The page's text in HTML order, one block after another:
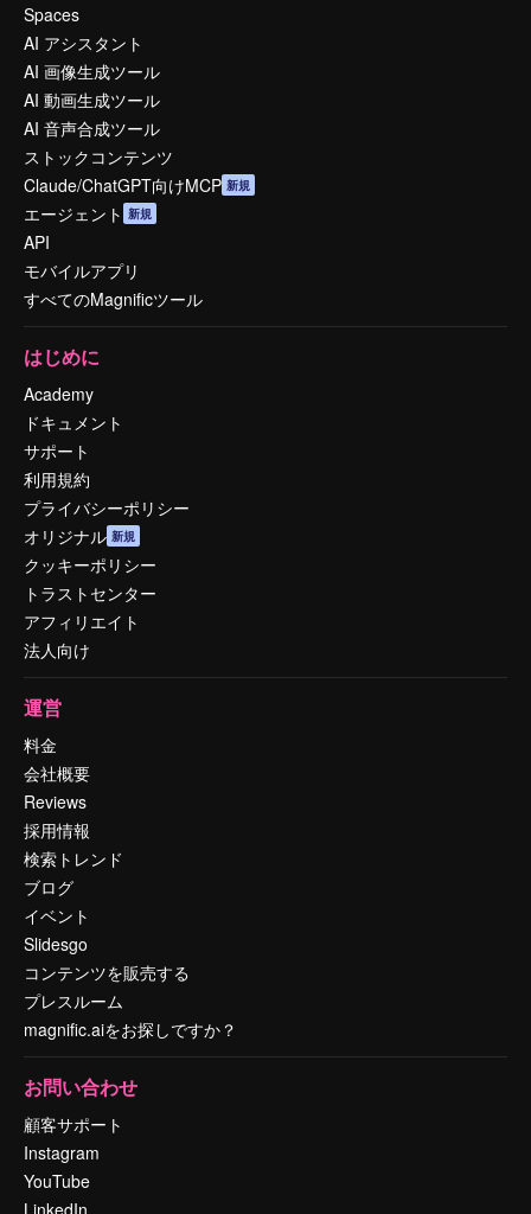
Spaces
AI アシスタント
AI 画像生成ツール
AI 動画生成ツール
AI 音声合成ツール
ストックコンテンツ
Claude/ChatGPT向けMCP 新規
エージェント 新規
API
モバイルアプリ
すべてのMagnificツール
はじめに
Academy
ドキュメント
サポート
利用規約
プライバシーポリシー
オリジナル 新規
クッキーポリシー
トラストセンター
アフィリエイト
法人向け
運営
料金
会社概要
Reviews
採用情報
検索トレンド
ブログ
イベント
Slidesgo
コンテンツを販売する
プレスルーム
magnific.aiをお探しですか？
お問い合わせ
顧客サポート
Instagram
YouTube
LinkedIn